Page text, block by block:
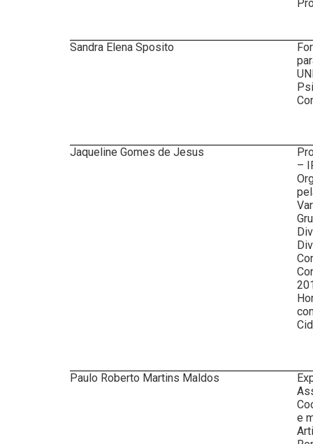
Sandra Elena Sposito
Jaqueline Gomes de Jesus
–
Paulo Roberto Martins Maldos
e